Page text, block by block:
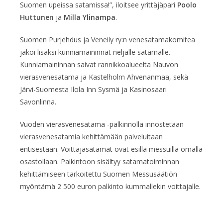
Suomen upeissa satamissa!”, iloitsee yrittäjäpari Poolo
Huttunen ja Milla Ylinampa.
Suomen Purjehdus ja Veneily ry:n venesatamakomitea
jakoi lisäksi kunniamaininnat neljälle satamalle.
Kunniamaininnan saivat rannikkoalueelta Nauvon
vierasvenesatama ja Kastelholm Ahvenanmaa, sekä
Järvi-Suomesta Ilola Inn Sysmä ja Kasinosaari
Savonlinna.
Vuoden vierasvenesatama -palkinnolla innostetaan
vierasvenesatamia kehittämään palveluitaan
entisestään. Voittajasatamat ovat esillä messuilla omalla
osastollaan. Palkintoon sisältyy satamatoiminnan
kehittämiseen tarkoitettu Suomen Messusäätiön
myöntämä 2 500 euron palkinto kummallekin voittajalle.